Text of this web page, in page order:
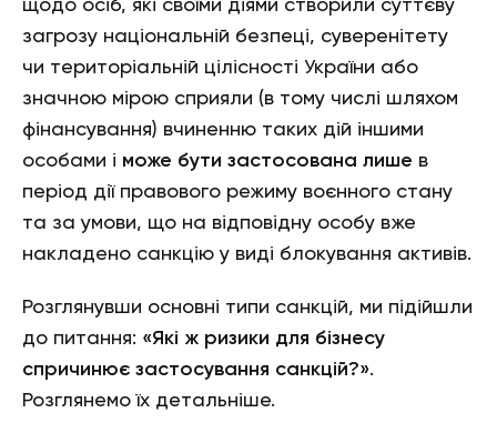
щодо осіб, які своїми діями створили суттєву
загрозу національній безпеці, суверенітету
чи територіальній цілісності України або
значною мірою сприяли (в тому числі шляхом
фінансування) вчиненню таких дій іншими
особами і може бути застосована лише в
період дії правового режиму воєнного стану
та за умови, що на відповідну особу вже
накладено санкцію у виді блокування активів.
Розглянувши основні типи санкцій, ми підійшли
до питання: «Які ж ризики для бізнесу
спричинює застосування санкцій?».
Розглянемо їх детальніше.